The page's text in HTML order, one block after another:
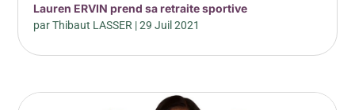
Lauren ERVIN prend sa retraite sportive
parThibaut LASSER |29 Juil 2021